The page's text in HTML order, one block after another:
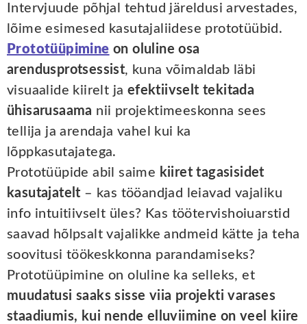
Intervjuude põhjal tehtud järeldusi arvestades,
lõime esimesed kasutajaliidese prototüübid.
Prototüüpimine on oluline osa
arendusprotsessist, kuna võimaldab läbi
visuaalide kiirelt ja efektiivselt tekitada
ühisarusaama nii projektimeeskonna sees
tellija ja arendaja vahel kui ka
lõppkasutajatega.
Prototüüpide abil saime kiiret tagasisidet
kasutajatelt – kas tööandjad leiavad vajaliku
info intuitiivselt üles? Kas töötervishoiuarstid
saavad hõlpsalt vajalikke andmeid kätte ja teha
soovitusi töökeskkonna parandamiseks?
Prototüüpimine on oluline ka selleks, et
muudatusi saaks sisse viia projekti varases
staadiumis, kui nende elluviimine on veel kiire